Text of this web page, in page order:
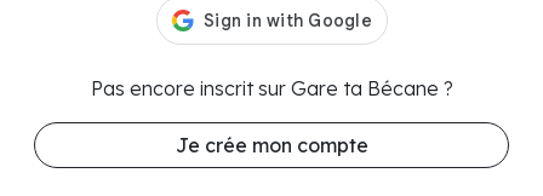
Pas encore inscrit sur Gare ta Bécane ?
Je crée mon compte